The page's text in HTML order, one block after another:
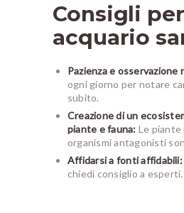
Consigli
acquario
Pazienza e osservazione
ogni giorno per notare
subito.
Creazione di un
piante e fauna: Le piante
organismi antagonisti
Affidarsi a fonti affidabili:
chiedi consiglio a esperti.